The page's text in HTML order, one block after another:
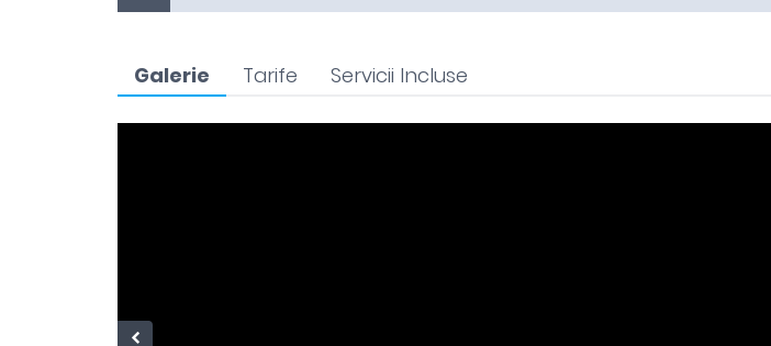
Galerie Tarife Servicii Incluse